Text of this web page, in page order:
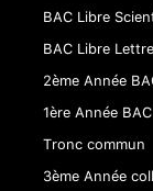
BAC Libre
BAC Libre
2ème Année
1ère Année BAC
Tronc commun
3ème Année